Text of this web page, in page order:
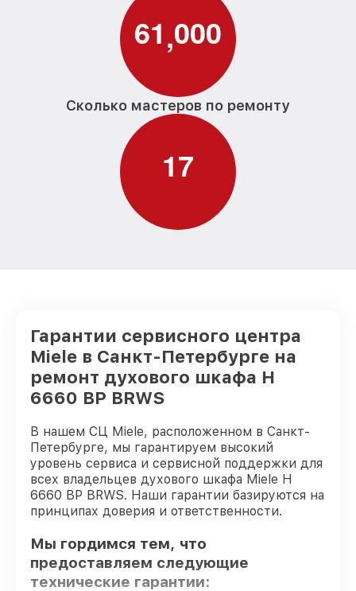
61,000
Сколько мастеров по ремонту
17
Гарантии сервисного центра
Miele в Санкт-Петербурге на
ремонт духового шкафа H
6660 BP BRWS
В нашем СЦ Miele, расположенном в Санкт-
Петербурге, мы гарантируем высокий
уровень сервиса и сервисной поддержки для
всех владельцев духового шкафа Miele H
6660 BP BRWS. Наши гарантии базируются на
принципах доверия и ответственности.
Мы гордимся тем, что
предоставляем следующие
технические гарантии: